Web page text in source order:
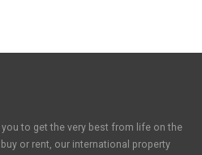
you to get the very best from life on the
or rent, our international property